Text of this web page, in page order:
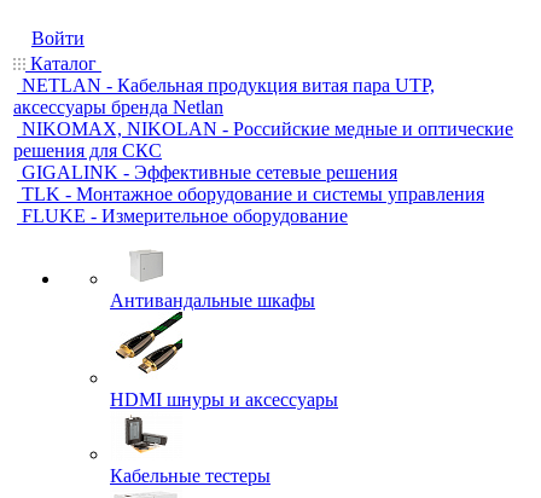
Войти
Каталог
NETLAN - Кабельная продукция витая пара UTP,
аксессуары бренда Netlan
NIKOMAX, NIKOLAN - Российские медные и оптические
решения для СКС
GIGALINK - Эффективные сетевые решения
TLK - Монтажное оборудование и системы управления
FLUKE - Измерительное оборудование
Антивандальные шкафы
HDMI шнуры и аксессуары
Кабельные тестеры